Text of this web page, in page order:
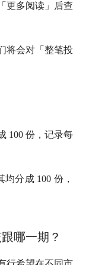
更多阅读」后查
将会对「整笔投
100 份，记录每
分成 100 份，
哪一期？